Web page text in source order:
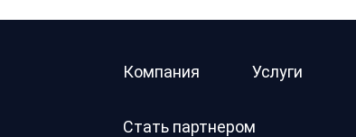
Компания Услуги
Стать партнером